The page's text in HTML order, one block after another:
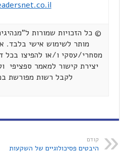
מותר לשימוש אישי בלבד.
מסחרי/עסקי ו/או להפיצו בכל
יצירת קישור למאמר ספציפי
לקבל רשות מפורשת
קודם
היבטים פסיכולוגיים של השקעות